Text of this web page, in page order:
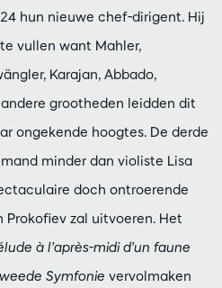
hun nieuwe chef-dirigent. Hij
vullen want Mahler,
Karajan, Abbado,
grootheden leidden dit
ongekende hoogtes. De derde
minder dan violiste Lisa
doch ontroerende
Prokofiev zal uitvoeren. Het
à l’après-midi d’un faune
Symfonie vervolmaken